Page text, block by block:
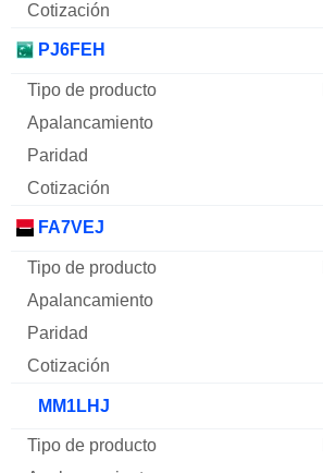
PJ6FEH
FA7VEJ
MM1LHJ